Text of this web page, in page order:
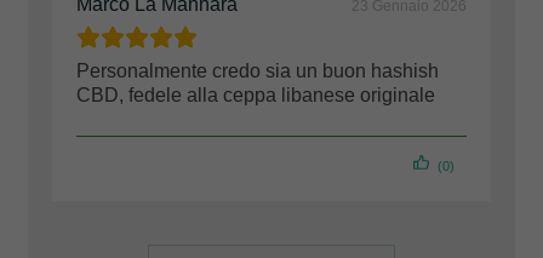
Marco La Mannara 23 Gennaio 2026
Personalmente credo sia un buon hashish
CBD, fedele alla ceppa libanese originale
(0)